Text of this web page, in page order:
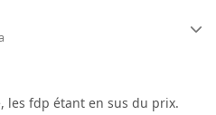
les fdp étant en sus du prix.